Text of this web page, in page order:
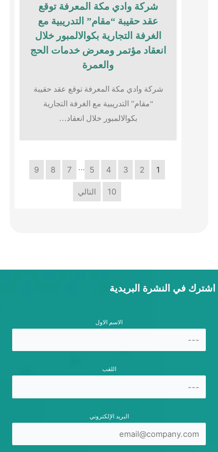
شركة وادي مكة المعرفة توقع
عقد حقيبة “مقام” التدريبية مع
الغرفة التجارية بكوالالمبور خلال
انعقاد مؤتمر ومعرض خدمات الحج
والعمرة
شركة وادي مكة المعرفة توقع عقد حقيبة
“مقام” التدريبية مع الغرفة التجارية
بكوالالمبور خلال انعقاد…
1
2
3
4
5
…
7
8
9
10 التالي
اشترك في النشرة البريدية
الاسم الاول
اللقب
البريد الإلكتروني